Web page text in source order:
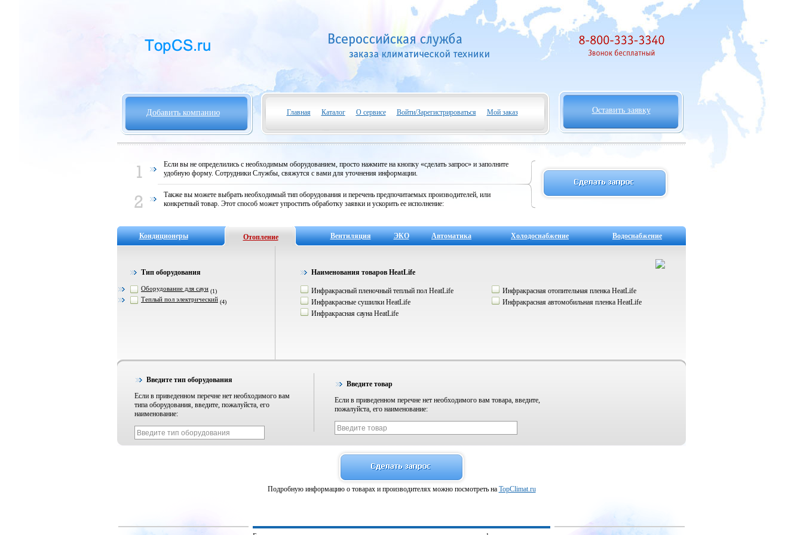
Добавить компанию Главная Каталог О сервисе Войти/Зарегистрироваться Мой заказ Оставить заявку
Если вы не определились с необходимым оборудованием, просто нажмите на кнопку «сделать запрос» и заполните
удобную форму. Сотрудники Службы, свяжутся с вами для уточнения информации.
Также вы можете выбрать необходимый тип оборудования и перечень предпочитаемых производителей, или
конкретный товар. Этот способ может упростить обработку заявки и ускорить ее исполнение:
Кондиционеры Отопление Вентиляция ЭКО Автоматика Холодоснабжение Водоснабжение
Тип оборудования
Оборудование для саун (1)
Теплый пол электрический (4)
Наименования товаров HeatLife
Инфракрасный пленочный теплый пол HeatLife
Инфракрасная отопительная пленка HeatLife
Инфракрасные сушилки HeatLife
Инфракрасная автомобильная пленка HeatLife
Инфракрасная сауна HeatLife
Введите тип оборудования
Если в приведенном перечне нет необходимого вам
типа оборудования, введите, пожалуйста, его
наименование:
Введите товар
Если в приведенном перечне нет необходимого вам товара, введите,
пожалуйста, его наименование:
Подробную информацию о товарах и производителях можно посмотреть на TopClimat.ru